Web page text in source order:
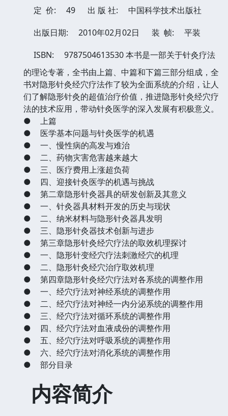
定 价: 49 出 版 社:
中国科学技术出版社
出版日期:
2010年02月02日 装 帧:
平装
ISBN:
9787504613530本书是一部关于针灸疗法
的理论专著，全书由上篇、中篇和下篇三部分组成，全
书对隐形针灸经穴疗法作了较为全面系统的介绍，让人
们了解隐形针灸的超值治疗价值，推进隐形针灸经穴疗
法的技术应用，带动针灸医学的深入发展有积极意义。
●
上篇
●
医学基本问题与针灸医学的机遇
●
一、慢性病的高发与难治
●
二、药物灾害危害越来越大
●
三、医疗费用上涨超负荷
●
四、迎接针灸医学的机遇与挑战
●
第二章隐形针灸器具的研发创新及其意义
●
一、针灸器具材料开发的历史与现状
●
二、纳米材料与隐形针灸器具发明
●
三、隐形针灸器技术创新与进步
●
第三章隐形针灸经穴疗法的取效机理探讨
●
一、隐形针变经穴疗法刺激经穴的机理
●
二、隐形针灸经穴治疗取效机理
●
第四章隐形针灸经穴疗法对各系统的调整作用
●
一、经穴疗法对神经系统的调整作用
●
二、经穴疗法对神经一内分泌系统的调整作用
●
三、经穴疗法对循环系统的调整作用
●
四、经穴疗法对血液成份的调整作用
●
五、经穴疗法对呼吸系统的调整作用
●
六、经穴疗法对消化系统的调整作用
●
部分目录
内容简介